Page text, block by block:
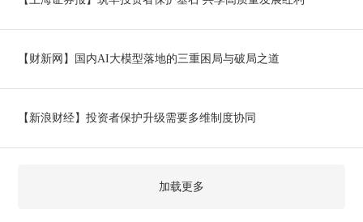
【财新网】国内AI大模型落地的三重困局与破局之道
【新浪财经】投资者保护升级需要多维制度协同
加载更多